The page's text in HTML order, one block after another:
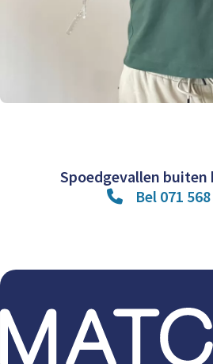
Spoedgevallen
Bel 071